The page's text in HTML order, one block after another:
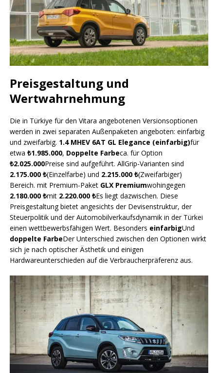
Preisgestaltung und
Wertwahrnehmung
Die in Türkiye für den Vitara angebotenen Versionsoptionen
werden in zwei separaten Außenpaketen angeboten: einfarbig
und zweifarbig. 1.4 MHEV 6AT GL Elegance (einfarbig)für
etwa ₺1.985.000, Doppelte Farbeca. für Option
₺2.025.000Preise sind aufgeführt. AllGrip-Varianten sind
2.175.000 ₺(Einzelfarbe) und 2.215.000 ₺(Zweifarbiger)
Bereich. mit Premium-Paket GLX Premiumwohingegen
2.180.000 ₺mit 2.220.000 ₺Es liegt dazwischen. Diese
Preisgestaltung bietet angesichts der Devisenstruktur, der
Steuerpolitik und der Automobilverkaufsdynamik in der Türkei
einen wettbewerbsfähigen Wert. Besonders einfarbigUnd
doppelte FarbeDer Unterschied zwischen den Optionen wirkt
sich je nach optischer Ästhetik und einigen
Hardwareunterschieden auf die Verbraucherpräferenz aus.